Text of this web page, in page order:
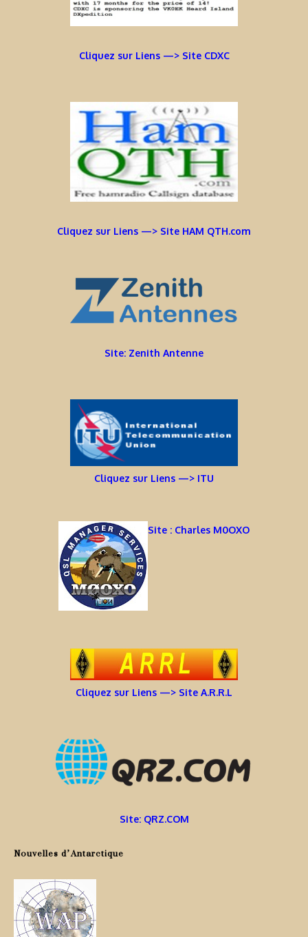
Cliquez sur Liens —> Site CDXC
Cliquez sur Liens —> Site HAM QTH.com
Site: Zenith Antenne
Cliquez sur Liens —> ITU
Site : Charles M0OXO
Cliquez sur Liens —> Site A.R.R.L
Site: QRZ.COM
Nouvelles d’Antarctique